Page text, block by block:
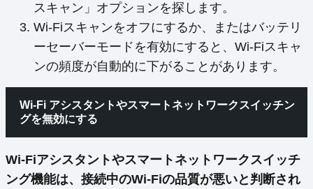
スキャン」オプションを探します。
Wi-Fiスキャンをオフにするか、またはバッテリ
ーセーバーモードを有効にすると、Wi-Fiスキャ
ンの頻度が自動的に下がることがあります。
Wi-Fi アシスタントやスマートネットワークスイッチン
グを無効にする
Wi-Fiアシスタントやスマートネットワークスイッチ
ング機能は、接続中のWi-Fiの品質が悪いと判断され